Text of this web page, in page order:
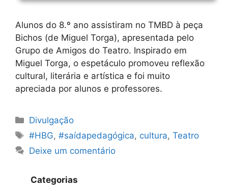
Alunos do 8.º ano assistiram no TMBD à peça
Bichos (de Miguel Torga), apresentada pelo
Grupo de Amigos do Teatro. Inspirado em
Miguel Torga, o espetáculo promoveu reflexão
cultural, literária e artística e foi muito
apreciada por alunos e professores.
Categorias
Divulgação
Etiquetas
#HBG,#saídapedagógica, cultura,Teatro
Deixe um comentário
Categorias